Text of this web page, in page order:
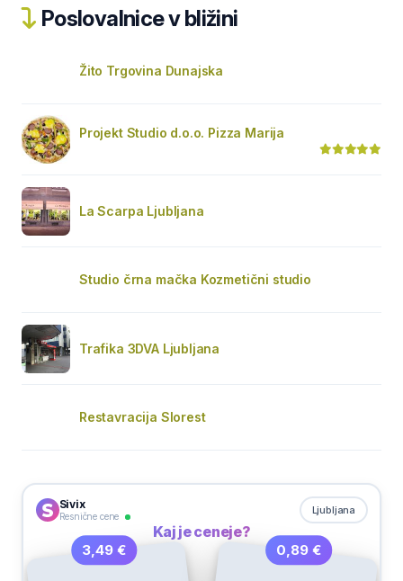
Poslovalnice v bližini
Žito Trgovina Dunajska
Projekt Studio d.o.o. Pizza Marija
La Scarpa Ljubljana
Studio črna mačka Kozmetični studio
Trafika 3DVA Ljubljana
Restavracija Slorest
Sivix
Resnične cene
Ljubljana
Kaj je ceneje?
3,49 € 0,89 €